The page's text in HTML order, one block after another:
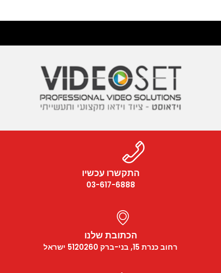
התקשרו עכשיו
03-617-6888
הכתובת שלנו
רחוב כנרת 15, בני-ברק 5120260 ישראל